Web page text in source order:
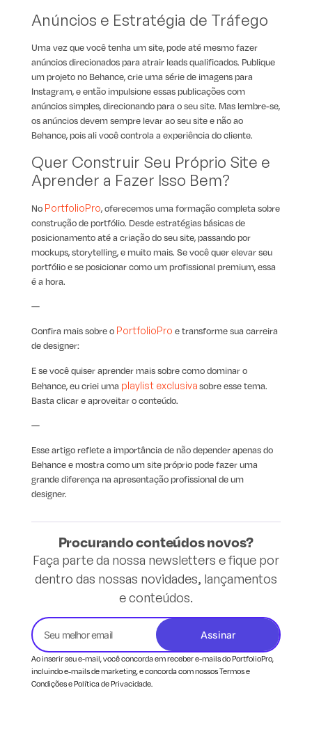
Anúncios e Estratégia de Tráfego
Uma vez que você tenha um site, pode até mesmo fazer
anúncios direcionados para atrair leads qualificados. Publique
um projeto no Behance, crie uma série de imagens para
Instagram, e então impulsione essas publicações com
anúncios simples, direcionando para o seu site. Mas lembre-se,
os anúncios devem sempre levar ao seu site e não ao
Behance, pois ali você controla a experiência do cliente.
Quer Construir Seu Próprio Site e
Aprender a Fazer Isso Bem?
No PortfolioPro, oferecemos uma formação completa sobre
construção de portfólio. Desde estratégias básicas de
posicionamento até a criação do seu site, passando por
mockups, storytelling, e muito mais. Se você quer elevar seu
portfólio e se posicionar como um profissional premium, essa
é a hora.
—
Confira mais sobre o PortfolioPro e transforme sua carreira
de designer:
E se você quiser aprender mais sobre como dominar o
Behance, eu criei uma playlist exclusivasobre esse tema.
Basta clicar e aproveitar o conteúdo.
—
Esse artigo reflete a importância de não depender apenas do
Behance e mostra como um site próprio pode fazer uma
grande diferença na apresentação profissional de um
designer.
Procurando conteúdos novos?
Faça parte da nossa newsletters e fique por
dentro das nossas novidades, lançamentos
e conteúdos.
Assinar
Ao inserir seu e-mail, você concorda em receber e-mails do PortfolioPro,
incluindo e-mails de marketing, e concorda com nossos Termos e
Condições e Política de Privacidade.